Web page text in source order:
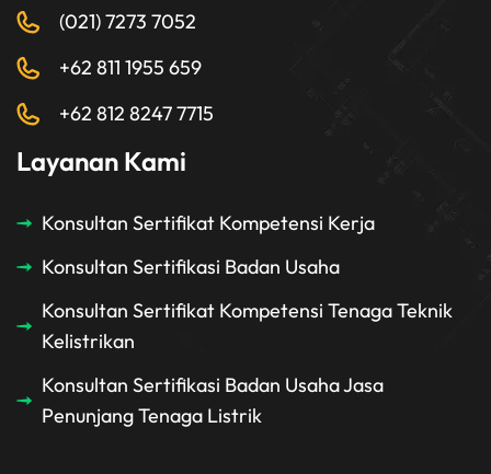
(021) 7273 7052
+62 811 1955 659
+62 812 8247 7715
Layanan Kami
Konsultan Sertifikat Kompetensi Kerja
Konsultan Sertifikasi Badan Usaha
Konsultan Sertifikat Kompetensi Tenaga Teknik
Kelistrikan
Konsultan Sertifikasi Badan Usaha Jasa
Penunjang Tenaga Listrik